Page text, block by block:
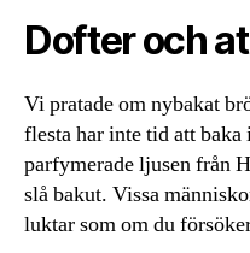
Dofter och
Vi pratade om nybakat
flesta har inte tid att
parfymerade ljusen från
slå bakut. Vissa
luktar som om du